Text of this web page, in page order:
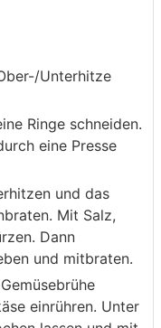
Unterhitze
Ringe schneiden.
eine Presse
und das
Mit Salz,
Dann
und mitbraten.
einrühren. Unter